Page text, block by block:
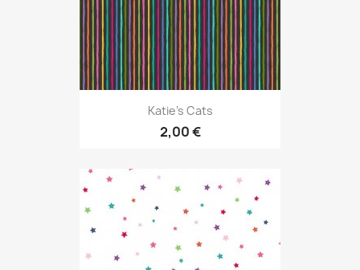
Katie's Cats
2,00 €